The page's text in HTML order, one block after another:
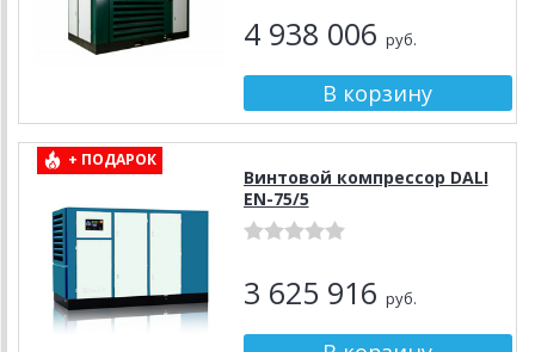
4 938 006 руб.
+ ПОДАРОК
Винтовой компрессор DALI
EN-75/5
3 625 916 руб.